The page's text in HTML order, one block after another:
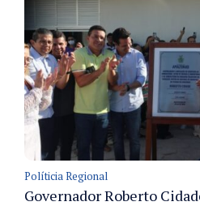
Políticia Regional